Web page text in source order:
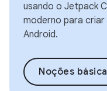
usando o Jetpack
moderno para
Android.
Noções básicas